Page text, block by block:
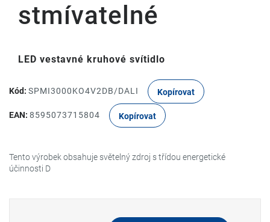
stmívatelné
LED vestavné kruhové svítidlo
Kód: SPMI3000KO4V2DB/DALI Kopírovat
EAN: 8595073715804 Kopírovat
Tento výrobek obsahuje světelný zdroj s třídou energetické
účinnosti D